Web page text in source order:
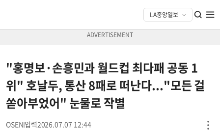
"홍명보·손흥민과 월드컵 최다패 공동 1
위" 호날두, 통산 8패로 떠난다..."모든 걸
쏟아부었어" 눈물로 작별
OSEN 2026.07.07 12:44